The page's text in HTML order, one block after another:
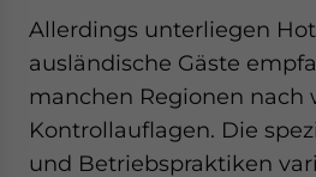
Allerdings unterliegen
ausländische Gäste
manchen Regionen nach
Kontrollauflagen. Die
und Betriebspraktiken